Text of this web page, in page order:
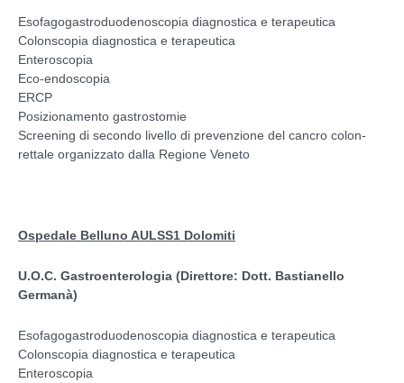
Esofagogastroduodenoscopia diagnostica e terapeutica
Colonscopia diagnostica e terapeutica
Enteroscopia
Eco-endoscopia
ERCP
Posizionamento gastrostomie
Screening di secondo livello di prevenzione del cancro colon-
rettale organizzato dalla Regione Veneto
Ospedale Belluno AULSS1 Dolomiti
U.O.C. Gastroenterologia (Direttore: Dott. Bastianello
Germanà)
Esofagogastroduodenoscopia diagnostica e terapeutica
Colonscopia diagnostica e terapeutica
Enteroscopia